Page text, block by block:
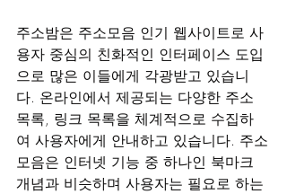
주소밤은 주소모음 인기 웹사이트로 사
용자 중심의 친화적인 인터페이스 도입
으로 많은 이들에게 각광받고 있습니
다. 온라인에서 제공되는 다양한 주소
목록, 링크 목록을 체계적으로 수집하
여 사용자에게 안내하고 있습니다. 주소
모음은 인터넷 기능 중 하나인 북마크
개념과 비슷하며 사용자는 필요로 하는